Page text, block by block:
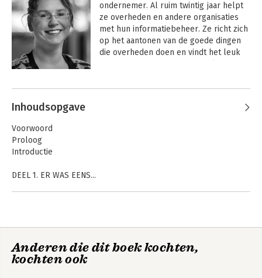
ondernemer. Al ruim twintig jaar helpt
ze overheden en andere organisaties
met hun informatiebeheer. Ze richt zich
op het aantonen van de goede dingen
die overheden doen en vindt het leuk
Andere boeken door Saskia
Giesbers
Kan dit weg?
Inhoudsopgave
Voorwoord
Proloog
Introductie
DEEL 1. ER WAS EENS...
Kijk, dit is een archief...
Komen we ooit 'bij'?
Anderen die dit boek kochten,
kochten ook